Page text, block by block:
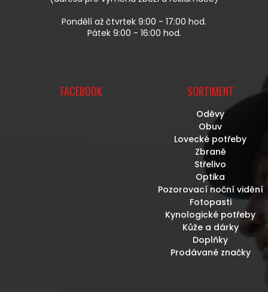
P
I
Pondělí až čtvrtek 9:00 - 17:00 hod.
Pátek 9:00 - 16:00 hod.
FACEBOOK SORTIMENT
Oděvy
Obuv
Lovecké potřeby
Zbraně
Střelivo
Optika
Pozorovací noční vidění
Fotopasti
Kynologické potřeby
Kůže a dárky
Doplňky
Prodávané značky